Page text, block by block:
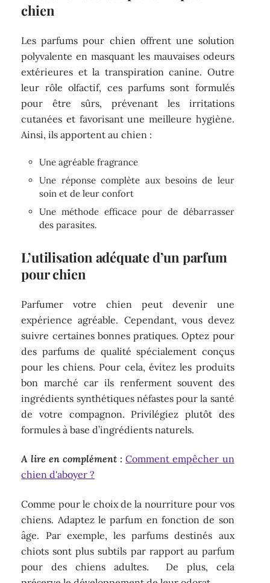
chien
Les parfums pour chien offrent une solution
polyvalente en masquant les mauvaises odeurs
extérieures et la transpiration canine. Outre
leur rôle olfactif, ces parfums sont formulés
pour être sûrs, prévenant les irritations
cutanées et favorisant une meilleure hygiène.
Ainsi, ils apportent au chien :
Une agréable fragrance
Une réponse complète aux besoins de leur
soin et de leur confort
Une méthode efficace pour de débarrasser
des parasites.
L’utilisation adéquate d’un parfum
pour chien
Parfumer votre chien peut devenir une
expérience agréable. Cependant, vous devez
suivre certaines bonnes pratiques. Optez pour
des parfums de qualité spécialement conçus
pour les chiens. Pour cela, évitez les produits
bon marché car ils renferment souvent des
ingrédients synthétiques néfastes pour la santé
de votre compagnon. Privilégiez plutôt des
formules à base d’ingrédients naturels.
A lire en complément : Comment empêcher un
chien d'aboyer ?
Comme pour le choix de la nourriture pour vos
chiens. Adaptez le parfum en fonction de son
âge. Par exemple, les parfums destinés aux
chiots sont plus subtils par rapport au parfum
pour des chiens adultes. De plus, cela